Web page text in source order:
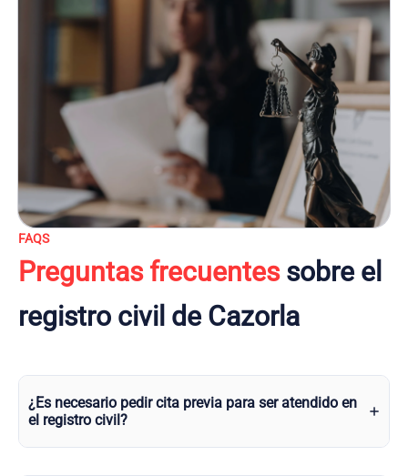
FAQS
Preguntas frecuentessobre el
registro civil de Cazorla
¿Es necesario pedir cita previa para ser atendido en
el registro civil?